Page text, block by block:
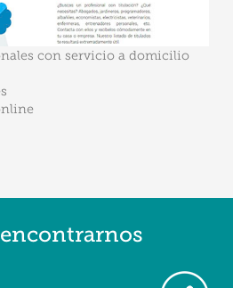
con servicio a domicilio